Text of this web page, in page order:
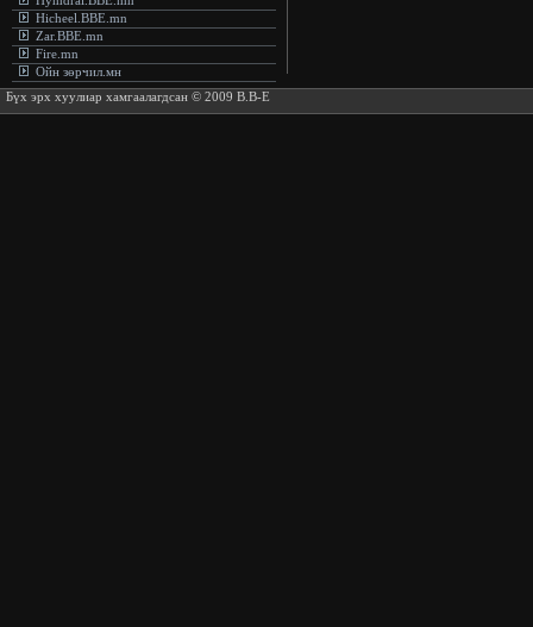
Hicheel.BBE.mn
Zar.BBE.mn
Fire.mn
Ойн зөрчил.мн
Бүх эрх хуулиар хамгаалагдсан © 2009 B.B-E